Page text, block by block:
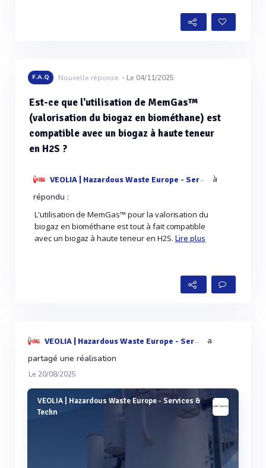
F.A.Q Nouvelle réponse - Le 04/11/2025
Est-ce que l'utilisation de MemGas™
(valorisation du biogaz en biométhane) est
compatible avec un biogaz à haute teneur
en H2S ?
VEOLIA | Hazardous Waste Europe - Services & Techn
à
répondu :
L'utilisation de MemGas™ pour la valorisation du
biogaz en biométhane est tout à fait compatible
avec un biogaz à haute teneur en H2S. Lire plus
VEOLIA | Hazardous Waste Europe - Services & Techn
a
partagé une réalisation
Le 20/08/2025
VEOLIA | Hazardous Waste Europe - Services &
Techn